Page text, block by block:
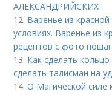
АЛЕКСАНДРИЙСКИХ
12. Варенье из
условиях. Варенье из
рецептов с фото
13. Как сделать
сделать талисман на
14.О Магической силе